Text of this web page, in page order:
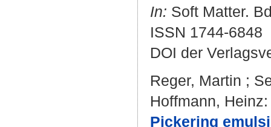
In: Soft Matter.
ISSN 1744-6848
DOI der
Reger, Martin ;
Hoffmann, Heinz:
Pickering